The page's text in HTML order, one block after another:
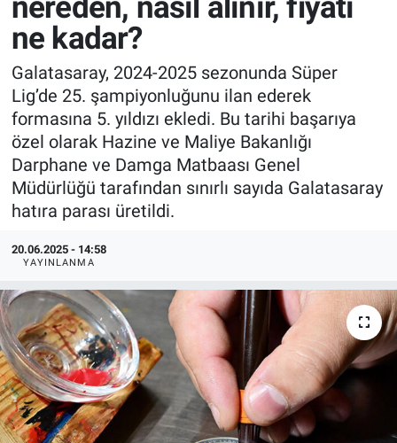
ne kadar?
Galatasaray, 2024-2025 sezonunda Süper
Lig’de 25. şampiyonluğunu ilan ederek
formasına 5. yıldızı ekledi. Bu tarihi başarıya
özel olarak Hazine ve Maliye Bakanlığı
Darphane ve Damga Matbaası Genel
Müdürlüğü tarafından sınırlı sayıda Galatasaray
hatıra parası üretildi.
20.06.2025 - 14:58
YAYINLANMA